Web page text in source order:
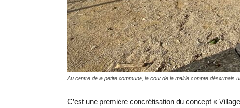
Au centre de la petite commune, la cour de la mairie compte désormais
C’est une première concrétisation du concept «